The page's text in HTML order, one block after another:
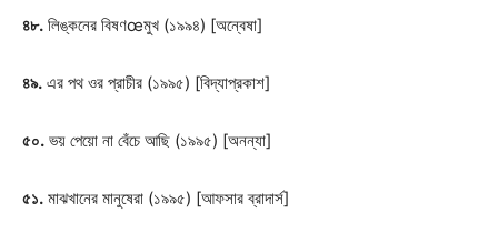
৪৮. লিঙ্কনের বিষণœমুখ (১৯৯৪) [অন্বেষা]
৪৯. এর পথ ওর প্রাচীর (১৯৯৫) [বিদ্যাপ্রকাশ]
৫০. ভয় পেয়ো না বেঁচে আছি (১৯৯৫) [অনন্যা]
৫১. মাঝখানের মানুষেরা (১৯৯৫) [আফসার ব্রাদার্স]